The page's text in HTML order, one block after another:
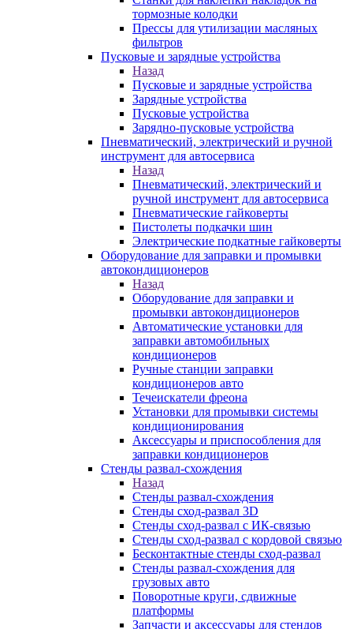
тормозные колодки
Прессы для утилизации масляных
фильтров
Пусковые и зарядные устройства
Назад
Пусковые и зарядные устройства
Зарядные устройства
Пусковые устройства
Зарядно-пусковые устройства
Пневматический, электрический и ручной
инструмент для автосервиса
Назад
Пневматический, электрический и
ручной инструмент для автосервиса
Пневматические гайковерты
Пистолеты подкачки шин
Электрические подкатные гайковерты
Оборудование для заправки и промывки
автокондиционеров
Назад
Оборудование для заправки и
промывки автокондиционеров
Автоматические установки для
заправки автомобильных
кондиционеров
Ручные станции заправки
кондиционеров авто
Течеискатели фреона
Установки для промывки системы
кондиционирования
Аксессуары и приспособления для
заправки кондиционеров
Стенды развал-схождения
Назад
Стенды развал-схождения
Стенды сход-развал 3D
Стенды сход-развал с ИК-связью
Стенды сход-развал с кордовой связью
Бесконтактные стенды сход-развал
Стенды развал-схождения для
грузовых авто
Поворотные круги, сдвижные
платформы
Запчасти и аксессуары для стендов